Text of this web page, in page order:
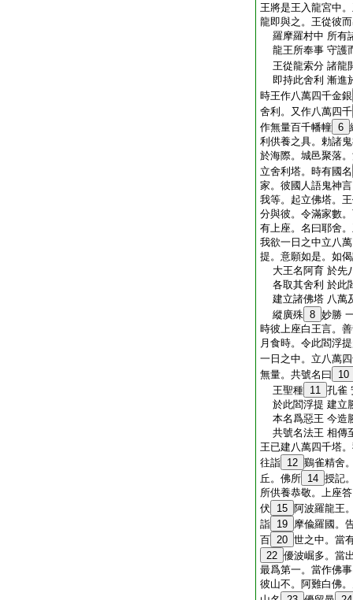
王將是王入龍宮中
龍即與之。王從彼
羅摩羅村中 所有
龍王所奉事 守護
王從龍索分 諸龍
即持此舍利 漸進
時王作八萬四千金銀
舍利。又作八萬四千
作無量百千幡幢 6
利供養之具。勅諸
於海際。城邑聚落
立舍利塔。時有國名
家。彼國人語鬼神
我等。起立佛塔。
分與彼。令滿家數
有上座。名曰耶舍
我欲一日之中立八
提。意願如是。如
大王名阿育 於先
各取其舍利 於此
建立諸佛塔 八萬
縱廣殊 8 妙勝
時彼上座白王言。
月食時。令此閻浮
一日之中。立八萬
無量。共號名曰
10
王聖種 11 孔雀
於此閻浮提 建立
本名爲惡王 今造
共號名法王 相傳
王已建八萬四千塔
往詣 12 鷄雀精舍
丘。佛所 14 授記
所供養恭敬。上座
伏
15 阿波羅龍王
詣 19 摩偸羅國。
百 20 世之中。當
22 優波崛多。當
最爲第一。當作佛
彼山不。阿難白佛